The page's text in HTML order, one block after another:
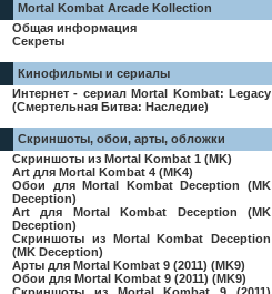
Mortal Kombat Arcade Kollection
Общая информация
Секреты
Кинофильмы и сериалы
Интернет - сериал Mortal Kombat: Legacy
(Смертельная Битва: Наследие)
Скриншоты, обои, арты, обложки
Скриншоты из Mortal Kombat 1 (MK)
Art для Mortal Kombat 4 (MK4)
Обои для Mortal Kombat Deception (MK
Deception)
Art для Mortal Kombat Deception (MK
Deception)
Скриншоты из Mortal Kombat Deception
(MK Deception)
Арты для Mortal Kombat 9 (2011) (MK9)
Обои для Mortal Kombat 9 (2011) (MK9)